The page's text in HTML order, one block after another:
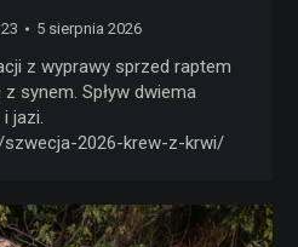
5 sierpnia 2026
z wyprawy sprzed raptem
synem. Spływ dwiema
jazi.
szwecja-2026-krew-z-krwi/